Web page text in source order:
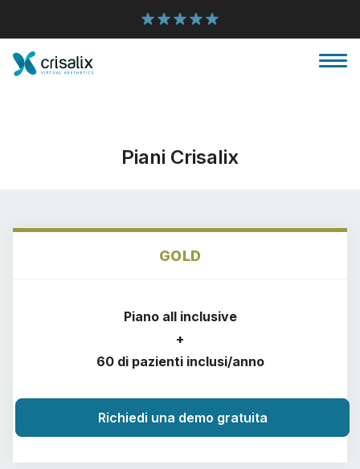
Piani Crisalix
GOLD
Piano all inclusive
+
60 di pazienti inclusi/anno
Richiedi una demo gratuita